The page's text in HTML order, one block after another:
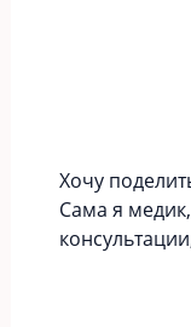
Хочу
Сама я